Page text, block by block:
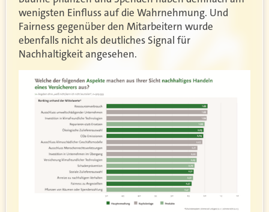
wenigsten Einfluss auf die Wahrnehmung. Und
Fairness gegenüber den Mitarbeitern wurde
ebenfalls nicht als deutliches Signal für
Nachhaltigkeit angesehen.